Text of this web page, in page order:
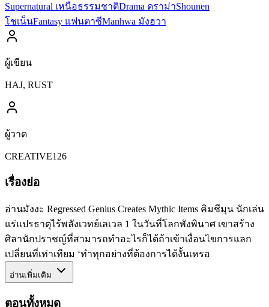
Supernatural เหนือธรรมชาติDrama ดราม่าShounen
โชเน็นFantasy แฟนตาซีManhwa มังฮวา
ผู้เขียน
HAJ, RUST
ผู้วาด
CREATIVE126
เรื่องย่อ
อ่านมังงะ Regressed Genius Creates Mythic Items คิมชีมุน นักเล่น
แร่แปรธาตุไร้พลังเวทย์เลเวล 1 ในวันที่โลกพังพินาศ เขาสร้าง
ศิลานักปราชญ์ที่สามารถทำอะไรก็ได้ถ้าเข้าเงื่อนไขการแลก
เปลี่ยนที่เท่าเทียม ‘ทำทุกอย่างที่ต้องการได้งั้นเหรอ
อ่านเพิ่มเติม
ตอนทั้งหมด